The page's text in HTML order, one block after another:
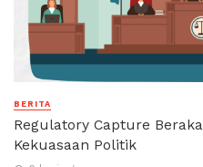
BERITA
Regulatory Capture
Kekuasaan Politik